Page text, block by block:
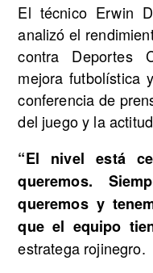
El técnico Erwin
analizó el
contra Deportes
mejora futbolística
conferencia de
del juego y la
“El nivel está
queremos.
queremos y
que el equipo
estratega rojinegro.